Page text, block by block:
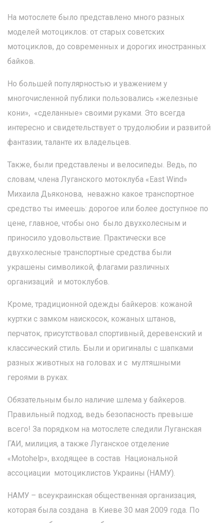
На мотослете было представлено много разных
моделей мотоциклов: от старых советских
мотоциклов, до современных и дорогих иностранных
байков.
Но большей популярностью и уважением у
многочисленной публики пользовались «железные
кони», «сделанные» своими руками. Это всегда
интересно и свидетельствует о трудолюбии и развитой
фантазии, таланте их владельцев.
Также, были представлены и велосипеды. Ведь, по
словам, члена Луганского мотоклуба «East Wind»
Михаила Дьяконова, неважно какое транспортное
средство ты имеешь: дорогое или более доступное по
цене, главное, чтобы оно было двухколесным и
приносило удовольствие. Практически все
двухколесные транспортные средства были
украшены символикой, флагами различных
организаций и мотоклубов.
Кроме, традиционной одежды байкеров: кожаной
куртки с замком наискосок, кожаных штанов,
перчаток, присутствовал спортивный, деревенский и
классический стиль. Были и оригиналы с шапками
разных животных на головах и с мултяшными
героями в руках.
Обязательным было наличие шлема у байкеров.
Правильный подход, ведь безопасность превыше
всего! За порядком на мотослете следили Луганская
ГАИ, милиция, а также Луганское отделение
«Motohelp», входящее в состав Национальной
ассоциации мотоциклистов Украины (НАМУ).
НАМУ – всеукраинская общественная организация,
которая была создана в Киеве 30 мая 2009 года. По